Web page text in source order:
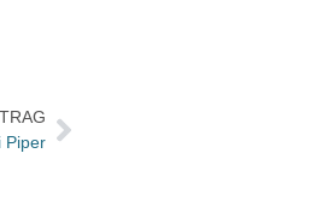
Piper